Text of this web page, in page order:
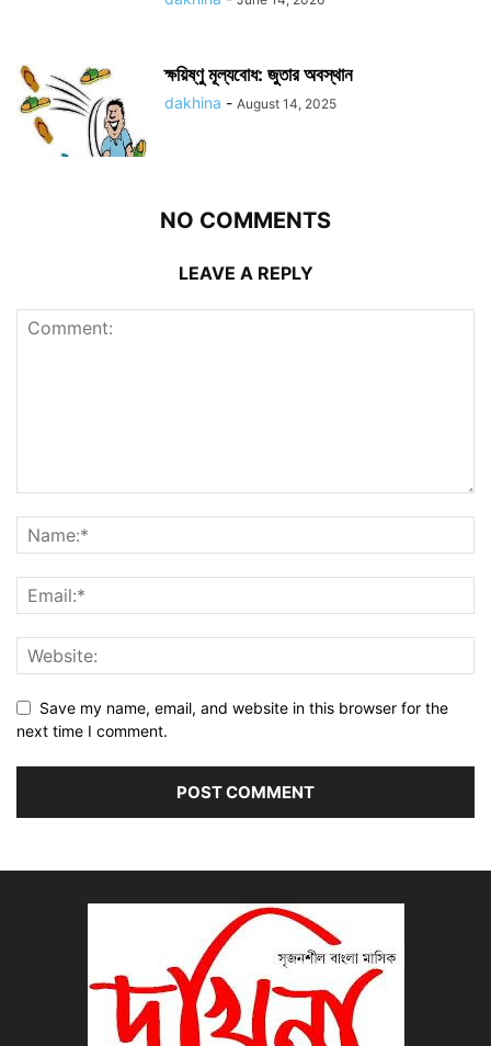
ক্ষয়িষ্ণু মূল্যবোধ: জুতার অবস্থান
dakhina - August 14, 2025
NO COMMENTS
LEAVE A REPLY
Save my name, email, and website in this browser for the
next time I comment.